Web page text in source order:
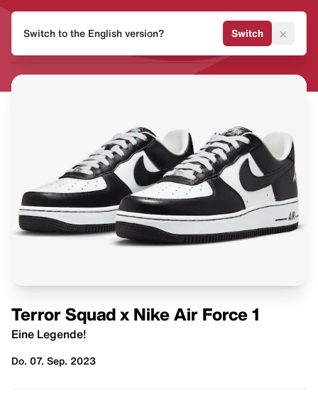
MVMNT
Terror Squad x Nike Air Force 1
Eine Legende!
Do. 07. Sep. 2023
Switch to the English version? Switch ×